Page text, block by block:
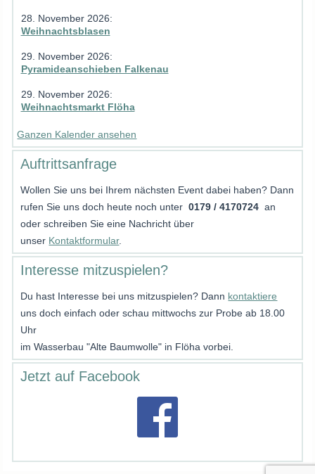
28. November 2026:
Weihnachtsblasen
29. November 2026:
Pyramideanschieben Falkenau
29. November 2026:
Weihnachtsmarkt Flöha
Ganzen Kalender ansehen
Auftrittsanfrage
Wollen Sie uns bei Ihrem nächsten Event dabei haben? Dann
rufen Sie uns doch heute noch unter0179 / 4170724 an
oder schreiben Sie eine Nachricht über
unser Kontaktformular.
Interesse mitzuspielen?
Du hast Interesse bei uns mitzuspielen? Dann kontaktiere
uns doch einfach oder schau mittwochs zur Probe ab 18.00
Uhr
im Wasserbau "Alte Baumwolle" in Flöha vorbei.
Jetzt auf Facebook